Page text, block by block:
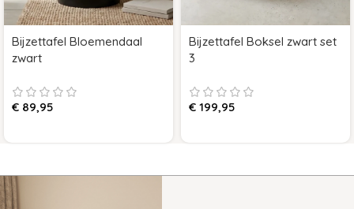
Bijzettafel Bloemendaal
zwart
€ 89,95
Bijzettafel Boksel zwart set
3
€ 199,95